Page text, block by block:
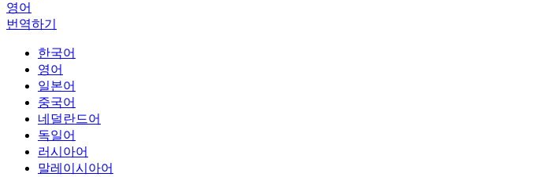
영어
번역하기
한국어
영어
일본어
중국어
네덜란드어
독일어
러시아어
말레이시아어